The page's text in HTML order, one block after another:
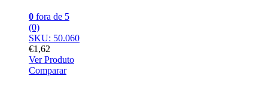
0 fora de 5
(0)
SKU: 50.060
€1,62
Ver Produto
Comparar